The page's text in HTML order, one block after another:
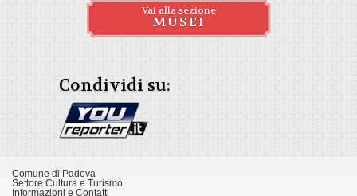
Vai alla sezione
MUSEI
Condividi su:
Comune di Padova
Settore Cultura e Turismo
Informazioni e Contatti